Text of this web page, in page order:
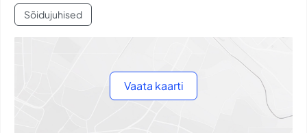
Sõidujuhised
Vaata kaarti